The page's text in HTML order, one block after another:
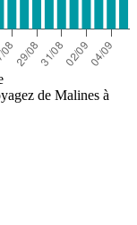
de Malines à